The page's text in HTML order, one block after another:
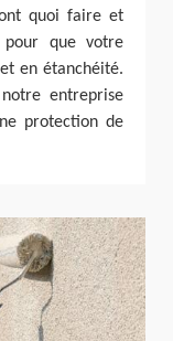
quoi faire et
pour que votre
en étanchéité.
entreprise
protection de